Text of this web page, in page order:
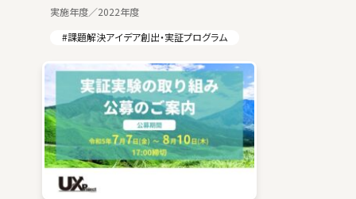
実施年度／2022年度
#課題解決アイデア創出・実証プログラム